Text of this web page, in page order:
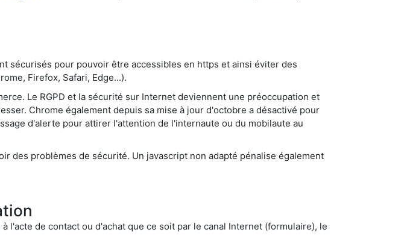
sécurisés pour pouvoir être accessibles en https et ainsi éviter des
Firefox, Safari, Edge...).
Le RGPD et la sécurité sur Internet deviennent une préoccupation et
Chrome également depuis sa mise à jour d'octobre a désactivé pour
d'alerte pour attirer l'attention de l'internaute ou du mobilaute au
des problèmes de sécurité. Un javascript non adapté pénalise également
de contact ou d'achat que ce soit par le canal Internet (formulaire), le